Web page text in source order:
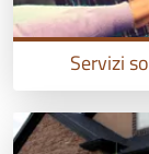
Servizi